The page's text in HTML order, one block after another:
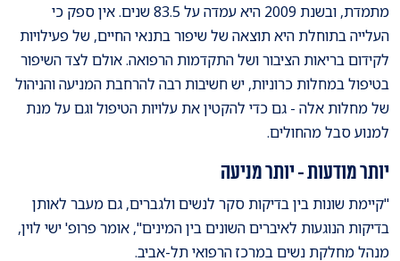
מתמדת, ובשנת 2009 היא עמדה על 83.5 שנים. אין ספק כי
העלייה בתוחלת היא תוצאה של שיפור בתנאי החיים, של פעילויות
לקידום בריאות הציבור ושל התקדמות הרפואה. אולם לצד השיפור
בטיפול במחלות כרוניות, יש חשיבות רבה להרחבת המניעה והניהול
של מחלות אלה - גם כדי להקטין את עלויות הטיפול וגם על מנת
למנוע סבל מהחולים.
יותר מודעות - יותר מניעה
"קיימת שונות בין בדיקות סקר לנשים ולגברים, גם מעבר לאותן
בדיקות הנוגעות לאיברים השונים בין המינים", אומר פרופ' ישי לוין,
מנהל מחלקת נשים במרכז הרפואי תל-אביב.